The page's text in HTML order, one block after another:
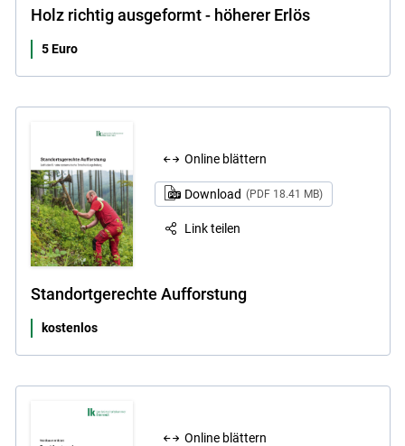
Holz richtig ausgeformt - höherer Erlös
5 Euro
Online blättern
Download (PDF 18.41 MB)
Link teilen
Standortgerechte Aufforstung
kostenlos
Online blättern